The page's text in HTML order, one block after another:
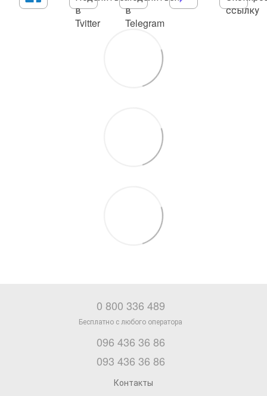
0 800 336 489
096 436 36 86
093 436 36 86
Контакты